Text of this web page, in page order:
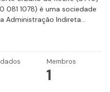
1078) é uma sociedade
Administração Indireta...
Membros
1